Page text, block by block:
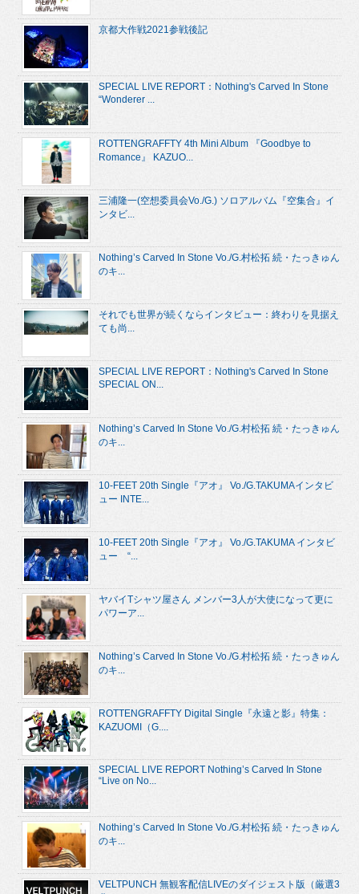
京都大作戦2021参戦後記
SPECIAL LIVE REPORT：Nothing's Carved In Stone
“Wonderer ...
ROTTENGRAFFTY 4th Mini Album 『Goodbye to
Romance』 KAZUO...
三浦隆一(空想委員会Vo./G.) ソロアルバム『空集合』イ
ンタビ...
Nothing’s Carved In Stone Vo./G.村松拓 続・たっきゅん
のキ...
それでも世界が続くならインタビュー：終わりを見据え
ても尚...
SPECIAL LIVE REPORT：Nothing's Carved In Stone
SPECIAL ON...
Nothing’s Carved In Stone Vo./G.村松拓 続・たっきゅん
のキ...
10-FEET 20th Single『アオ』 Vo./G.TAKUMAインタビ
ュー INTE...
10-FEET 20th Single『アオ』 Vo./G.TAKUMA インタビ
ュー “...
ヤバイTシャツ屋さん メンバー3人が大使になって更に
パワーア...
Nothing’s Carved In Stone Vo./G.村松拓 続・たっきゅん
のキ...
ROTTENGRAFFTY Digital Single『永遠と影』特集：
KAZUOMI（G....
SPECIAL LIVE REPORT Nothing’s Carved In Stone
“Live on No...
Nothing’s Carved In Stone Vo./G.村松拓 続・たっきゅん
のキ...
VELTPUNCH 無観客配信LIVEのダイジェスト版（厳選3